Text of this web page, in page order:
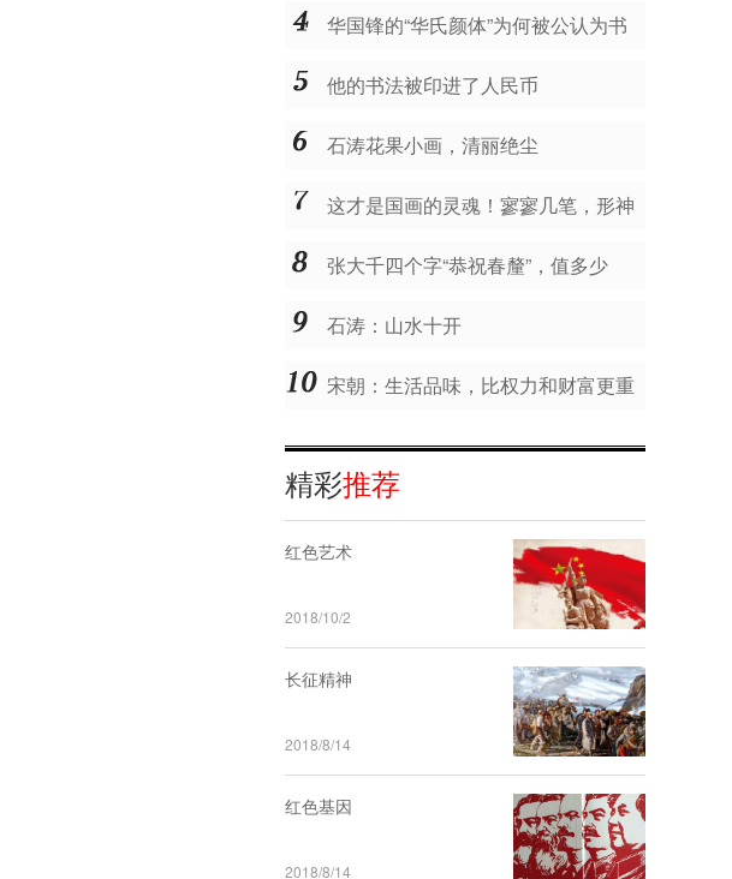
华国锋的“华氏颜体”为何被公认为书
法珍品？他的书法被印进了人民币
石涛花果小画，清丽绝尘
这才是国画的灵魂！寥寥几笔，形神
皆备，让人拍案叫绝！
张大千四个字“恭祝春釐”，值多少
钱？
石涛：山水十开
宋朝：生活品味，比权力和财富更重
精彩推荐
红色艺术
2018/10/2
长征精神
2018/8/14
红色基因
2018/8/14